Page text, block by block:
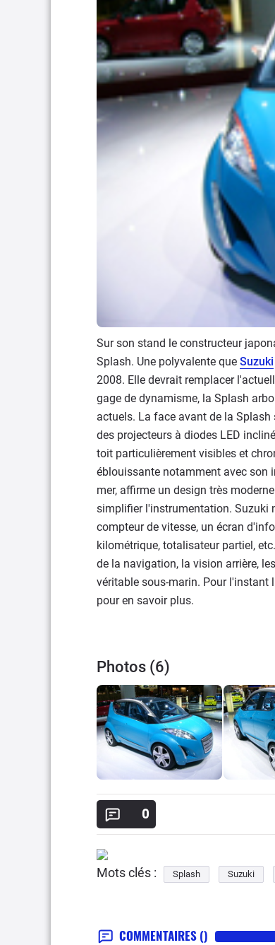
Sur son stand le constructeur
Splash. Une polyvalente que Suzuki
2008. Elle devrait remplacer
gage de dynamisme, la Splash
actuels. La face avant de la
des projecteurs à diodes LED
toit particulièrement visibles et
éblouissante notamment avec son
mer, affirme un design très
simplifier l'instrumentation. Suzuki
compteur de vitesse, un écran
kilométrique, totalisateur partiel,
de la navigation, la vision arrière,
véritable sous-marin. Pour l'instant
pour en savoir plus.
Photos (6)
0
Mots clés : Splash Suzuki
COMMENTAIRES ()